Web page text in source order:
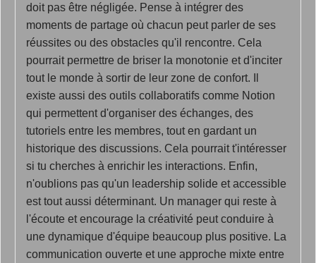
doit pas être négligée. Pense à intégrer des
moments de partage où chacun peut parler de ses
réussites ou des obstacles qu'il rencontre. Cela
pourrait permettre de briser la monotonie et d'inciter
tout le monde à sortir de leur zone de confort. Il
existe aussi des outils collaboratifs comme Notion
qui permettent d'organiser des échanges, des
tutoriels entre les membres, tout en gardant un
historique des discussions. Cela pourrait t'intéresser
si tu cherches à enrichir les interactions. Enfin,
n'oublions pas qu'un leadership solide et accessible
est tout aussi déterminant. Un manager qui reste à
l'écoute et encourage la créativité peut conduire à
une dynamique d'équipe beaucoup plus positive. La
communication ouverte et une approche mixte entre